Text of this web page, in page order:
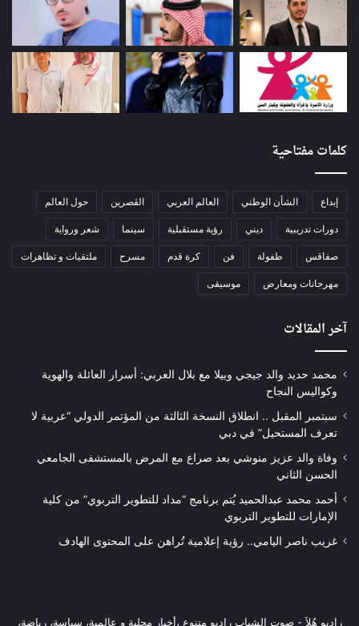
كلمات مفتاحية
إبداع الشأن الوطني العالم العربي الڨصرين حول العالم
دورات تدريبية ديني رؤية مستقبلية سينما شعر ورواية
صفاقس طفولة فن كرة قدم مسرح ملتقيات و تظاهرات
مهرجانات ومعارض موسيقى
آخر المقالات
محمد حديد والد جيجي وبيلا مع بلال العربي: أسرار العائلة والهوية
وكواليس النجاح
سبتمبر المقبل .. انطلاق النسخة الثالثة من المؤتمر الدولي “عربية لا
تعرف المستحيل” في دبي
وفاة والد عزيز منوشي بعد صراع مع المرض بالمستشفى الجامعي
الحسن الثاني
أحمد محمد عبدالحميد يُتم برنامج “مداد للتطوير التربوي” من كلية
الإمارات للتطوير التربوي
غريب ناصر اليامي.. رؤية إعلامية تُراهن على المحتوى الهادف
راديو هُلاَ‎ - صوت الشباب راديو متنوع ،أخبار محلية و عالمية، سياسة، رياضة،